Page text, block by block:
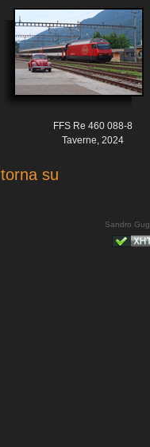
FFS Re 460 088-8
Taverne, 2024
torna su
Sandro